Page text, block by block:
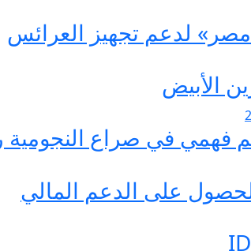
الأبيض
في صراع النجومية
على الدعم المالي